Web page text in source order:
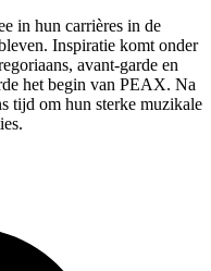
in hun carrières in de
Inspiratie komt onder
avant-garde en
het begin van PEAX. Na
tijd om hun sterke muzikale